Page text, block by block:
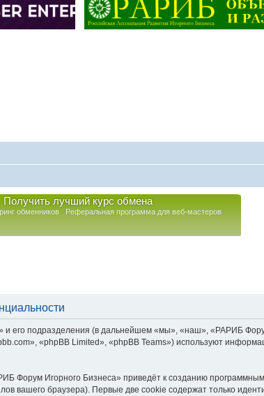
Получить лучший курс обмена
обменников Реферальная программа для веб-мастеров
его подразделения (в дальнейшем «мы», «наш», «РАРИБ
«phpBB Limited», «phpBB Teams») используют
Форум Игорного Бизнеса» приведёт к созданию
вашего браузера). Первые две cookie содержат только